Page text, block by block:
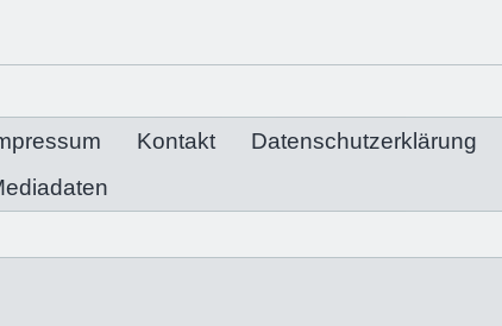
Kontakt Datenschutzerklärung